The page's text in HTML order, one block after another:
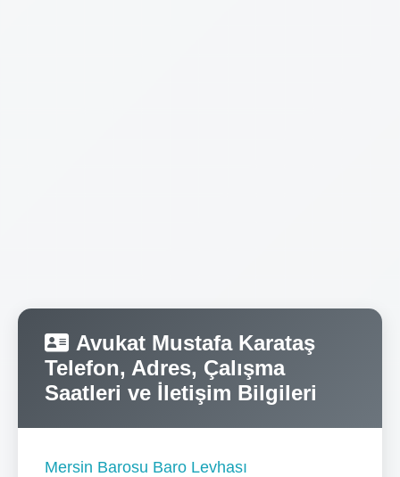
Avukat Mustafa Karataş
Telefon, Adres, Çalışma
Saatleri ve İletişim Bilgileri
Mersin Barosu Baro Levhası